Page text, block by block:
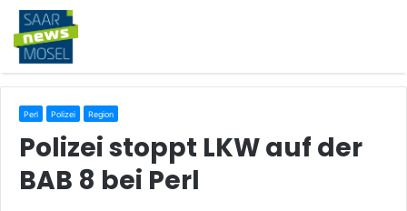
Perl Polizei Region
Polizei stoppt LKW auf der
BAB 8 bei Perl